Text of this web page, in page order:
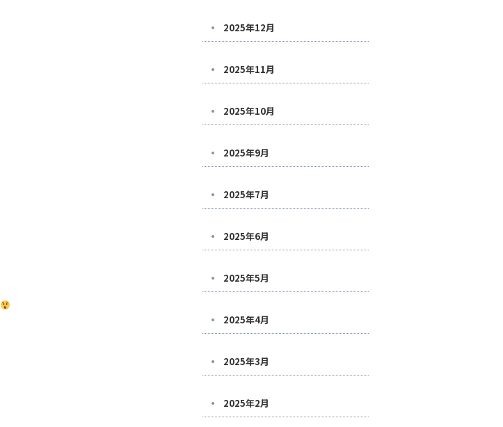
2025年12月
2025年11月
2025年10月
2025年9月
2025年7月
2025年6月
2025年5月
2025年4月
2025年3月
2025年2月